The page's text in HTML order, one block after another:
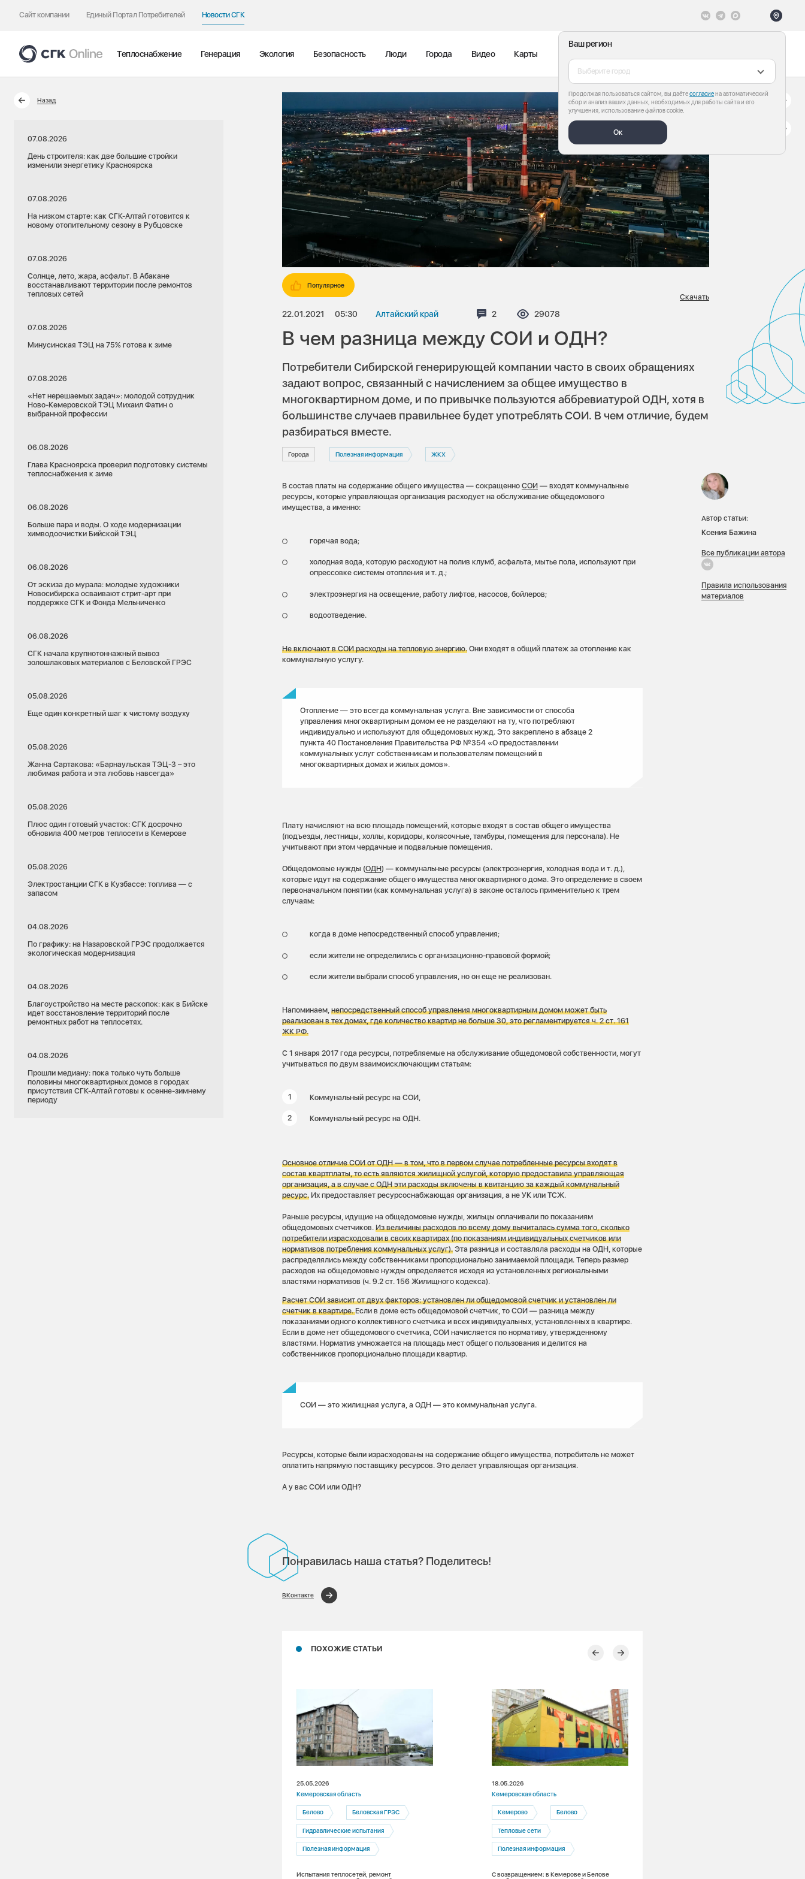
Сайт компании Единый Портал Потребителей Новости СГК
Ваш регион
Выберите город
Продолжая пользоваться сайтом, вы даётесогласиена автоматический
сбор и анализ ваших данных, необходимых для работы сайта и его
улучшения, использование файлов cookie.
Ок
Теплоснабжение Генерация Экология Безопасность Люди Города Видео Карты
Назад
07.08.2026
День строителя: как две большие стройки
изменили энергетику Красноярска
07.08.2026
На низком старте: как СГК-Алтай готовится к
новому отопительному сезону в Рубцовске
07.08.2026
Солнце, лето, жара, асфальт. В Абакане
восстанавливают территории после ремонтов
тепловых сетей
07.08.2026
Минусинская ТЭЦ на 75% готова к зиме
07.08.2026
«Нет нерешаемых задач»: молодой сотрудник
Ново-Кемеровской ТЭЦ Михаил Фатин о
выбранной профессии
06.08.2026
Глава Красноярска проверил подготовку системы
теплоснабжения к зиме
06.08.2026
Больше пара и воды. О ходе модернизации
химводоочистки Бийской ТЭЦ
06.08.2026
От эскиза до мурала: молодые художники
Новосибирска осваивают стрит-арт при
поддержке СГК и Фонда Мельниченко
06.08.2026
СГК начала крупнотоннажный вывоз
золошлаковых материалов с Беловской ГРЭС
05.08.2026
Еще один конкретный шаг к чистому воздуху
05.08.2026
Жанна Сартакова: «Барнаульская ТЭЦ-3 – это
любимая работа и эта любовь навсегда»
05.08.2026
Плюс один готовый участок: СГК досрочно
обновила 400 метров теплосети в Кемерове
05.08.2026
Электростанции СГК в Кузбассе: топлива — с
запасом
04.08.2026
По графику: на Назаровской ГРЭС продолжается
экологическая модернизация
04.08.2026
Благоустройство на месте раскопок: как в Бийске
идет восстановление территорий после
ремонтных работ на теплосетях.
04.08.2026
Прошли медиану: пока только чуть больше
половины многоквартирных домов в городах
присутствия СГК-Алтай готовы к осенне-зимнему
периоду
Популярное
22.01.2021 05:30 Алтайский край Комментариев:
2 Просмотров:
29078
Скачать
В чем разница между СОИ и ОДН?
Потребители Сибирской генерирующей компании часто в своих обращениях
задают вопрос, связанный с начислением за общее имущество в
многоквартирном доме, и по привычке пользуются аббревиатурой ОДН, хотя в
большинстве случаев правильнее будет употреблять СОИ. В чем отличие, будем
разбираться вместе.
Города Полезная информация ЖКХ
В состав платы на содержание общего имущества — сокращенноСОИ — входят коммунальные
ресурсы, которые управляющая организация расходует на обслуживание общедомового
имущества, а именно:
горячая вода;
холодная вода, которую расходуют на полив клумб, асфальта, мытье пола, используют при
опрессовке системы отопления и т. д.;
электроэнергия на освещение, работу лифтов, насосов, бойлеров;
водоотведение.
Не включают в СОИ расходы на тепловую энергию. Они входят в общий платеж за отопление как
коммунальную услугу.
Отопление — это всегда коммунальная услуга. Вне зависимости от способа
управления многоквартирным домом ее не разделяют на ту, что потребляют
индивидуально и используют для общедомовых нужд. Это закреплено в абзаце 2
пункта 40 Постановления Правительства РФ №354 «О предоставлении
коммунальных услуг собственникам и пользователям помещений в
многоквартирных домах и жилых домов».
Плату начисляют на всю площадь помещений, которые входят в состав общего имущества
(подъезды, лестницы, холлы, коридоры, колясочные, тамбуры, помещения для персонала). Не
учитывают при этом чердачные и подвальные помещения.
Общедомовые нужды (ОДН) — коммунальные ресурсы (электроэнергия, холодная вода и т. д.),
которые идут на содержание общего имущества многоквартирного дома. Это определение в своем
первоначальном понятии (как коммунальная услуга) в законе осталось применительно к трем
случаям:
когда в доме непосредственный способ управления;
если жители не определились с организационно-правовой формой;
если жители выбрали способ управления, но он еще не реализован.
Напоминаем,непосредственный способ управления многоквартирным домом может быть
реализован в тех домах, где количество квартир не больше 30, это регламентируется ч. 2 ст. 161
ЖК РФ.
С 1 января 2017 года ресурсы, потребляемые на обслуживание общедомовой собственности, могут
учитываться по двум взаимоисключающим статьям:
Коммунальный ресурс на СОИ,
Коммунальный ресурс на ОДН.
Основное отличие СОИ от ОДН — в том, что в первом случае потребленные ресурсы входят в
состав квартплаты, то есть являются жилищной услугой, которую предоставила управляющая
организация, а в случае с ОДН эти расходы включены в квитанцию за каждый коммунальный
ресурс. Их предоставляет ресурсоснабжающая организация, а не УК или ТСЖ.
Раньше ресурсы, идущие на общедомовые нужды, жильцы оплачивали по показаниям
общедомовых счетчиков.Из величины расходов по всему дому вычиталась сумма того, сколько
потребители израсходовали в своих квартирах (по показаниям индивидуальных счетчиков или
нормативов потребления коммунальных услуг). Эта разница и составляла расходы на ОДН, которые
распределялись между собственниками пропорционально занимаемой площади. Теперь размер
расходов на общедомовые нужды определяется исходя из установленных региональными
властями нормативов (ч. 9.2 ст. 156 Жилищного кодекса).
Расчет СОИ зависит от двух факторов: установлен ли общедомовой счетчик и установлен ли
счетчик в квартире.Если в доме есть общедомовой счетчик, то СОИ — разница между
показаниями одного коллективного счетчика и всех индивидуальных, установленных в квартире.
Если в доме нет общедомового счетчика, СОИ начисляется по нормативу, утвержденному
властями. Норматив умножается на площадь мест общего пользования и делится на
собственников пропорционально площади квартир.
СОИ — это жилищная услуга, а ОДН — это коммунальная услуга.
Ресурсы, которые были израсходованы на содержание общего имущества, потребитель не может
оплатить напрямую поставщику ресурсов. Это делает управляющая организация.
А у вас СОИ или ОДН?
Понравилась наша статья? Поделитесь!
ВКонтакте
ПОХОЖИЕ СТАТЬИ
25.05.2026
Кемеровская область
Белово Беловская ГРЭС
Гидравлические испытания
Полезная информация
Испытания теплосетей, ремонт
18.05.2026
Кемеровская область
Кемерово Белово
Тепловые сети
Полезная информация
С возвращением: в Кемерове и Белове
Автор статьи:
Ксения Бажина
Все публикации автора
Правила использования
материалов